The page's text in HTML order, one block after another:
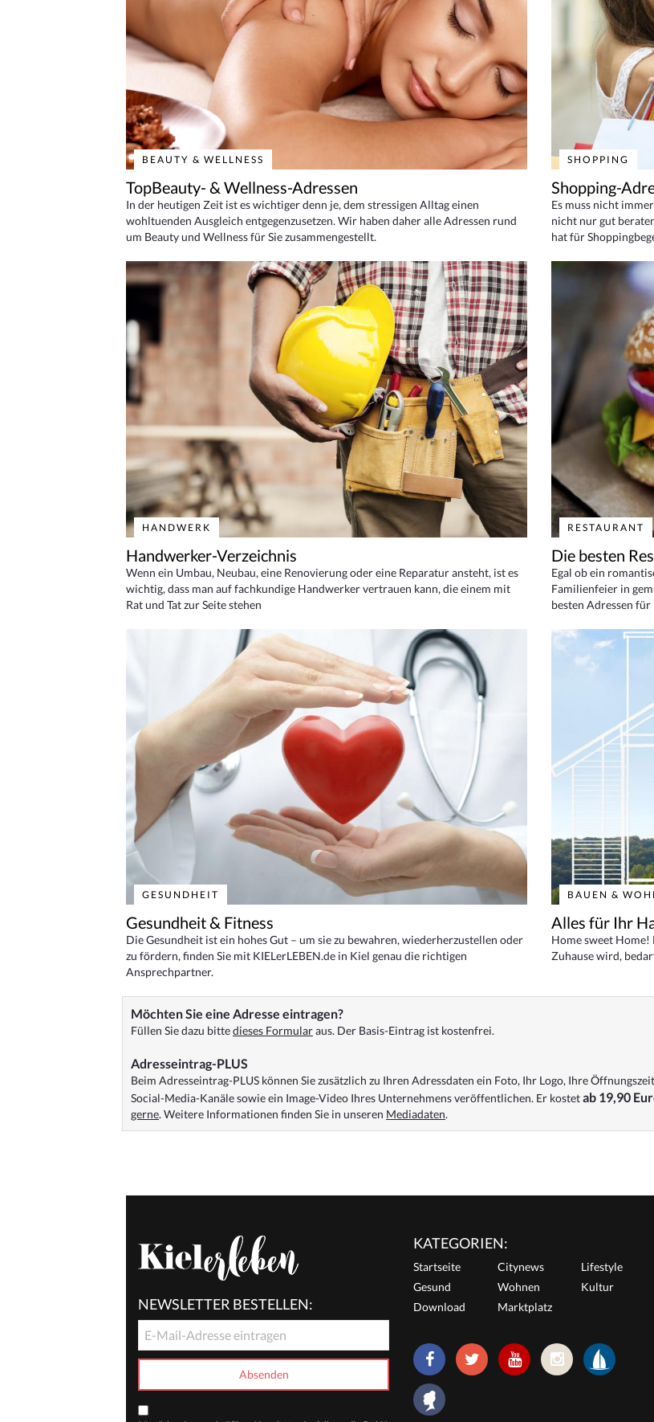
BEAUTY & WELLNESS
TopBeauty- & Wellness-Adressen
In der heutigen Zeit ist es wichtiger denn je, dem stressigen Alltag einen
wohltuenden Ausgleich entgegenzusetzen. Wir haben daher alle Adressen rund
um Beauty und Wellness für Sie zusammengestellt.
SHOPPING
Shopping-
Es muss nicht
nicht nur gut
hat für
HANDWERK
Handwerker-Verzeichnis
Wenn ein Umbau, Neubau, eine Renovierung oder eine Reparatur ansteht, ist es
wichtig, dass man auf fachkundige Handwerker vertrauen kann, die einem mit
Rat und Tat zur Seite stehen
RESTAURANT
Die besten
Egal ob ein
Familienfeier in
besten Adressen
GESUNDHEIT
Gesundheit & Fitness
Die Gesundheit ist ein hohes Gut – um sie zu bewahren, wiederherzustellen oder
zu fördern, finden Sie mit KIELerLEBEN.de in Kiel genau die richtigen
Ansprechpartner.
BAUEN &
Alles für Ihr
Home sweet
Zuhause wird,
Möchten Sie eine Adresse eintragen?
Füllen Sie dazu bittedieses Formularaus. Der Basis-Eintrag ist kostenfrei.
Adresseintrag-PLUS
Beim Adresseintrag-PLUS können Sie zusätzlich zu Ihren Adressdaten ein Foto, Ihr Logo, Ihre
Social-Media-Kanäle sowie ein Image-Video Ihres Unternehmens veröffentlichen. Er kostetab 19,90
gerne. Weitere Informationen finden Sie in unseren Mediadaten.
NEWSLETTER BESTELLEN:
KATEGORIEN:
Startseite Citynews
Lifestyle
Gesund
Wohnen
Kultur
Download
Marktplatz